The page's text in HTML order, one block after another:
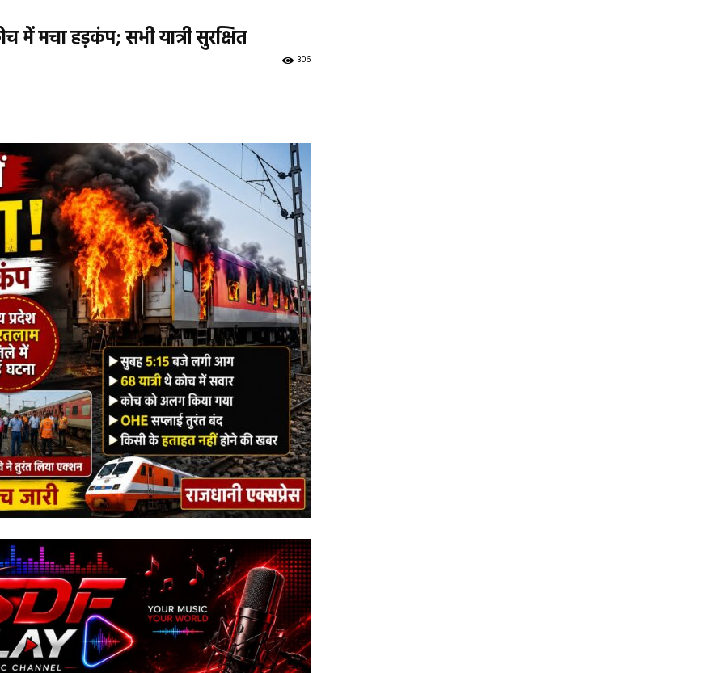
में मचा हड़कंप; सभी यात्री सुरक्षित
306